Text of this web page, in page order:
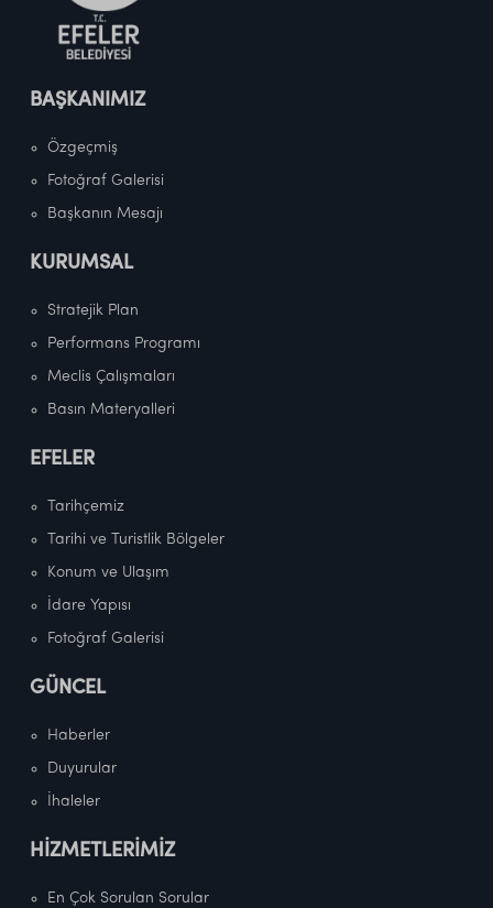
BAŞKANIMIZ
Özgeçmiş
Fotoğraf Galerisi
Başkanın Mesajı
KURUMSAL
Stratejik Plan
Performans Programı
Meclis Çalışmaları
Basın Materyalleri
EFELER
Tarihçemiz
Tarihi ve Turistlik Bölgeler
Konum ve Ulaşım
İdare Yapısı
Fotoğraf Galerisi
GÜNCEL
Haberler
Duyurular
İhaleler
HİZMETLERİMİZ
En Çok Sorulan Sorular